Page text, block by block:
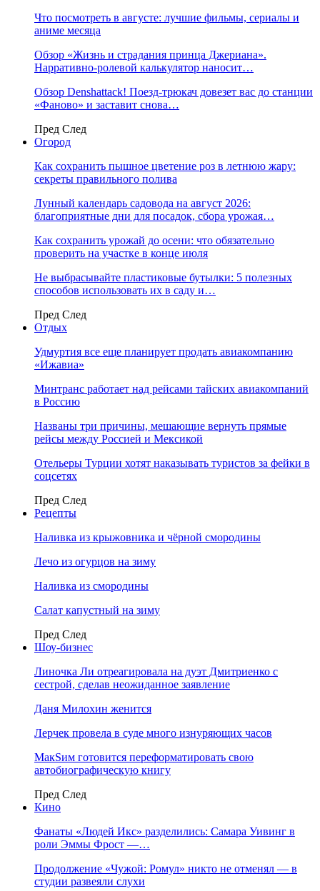
Что посмотреть в августе: лучшие фильмы, сериалы и
аниме месяца
Обзор «Жизнь и страдания принца Джериана».
Нарративно-ролевой калькулятор наносит…
Обзор Denshattack! Поезд-трюкач довезет вас до станции
«Фаново» и заставит снова…
Пред След
Огород
Как сохранить пышное цветение роз в летнюю жару:
секреты правильного полива
Лунный календарь садовода на август 2026:
благоприятные дни для посадок, сбора урожая…
Как сохранить урожай до осени: что обязательно
проверить на участке в конце июля
Не выбрасывайте пластиковые бутылки: 5 полезных
способов использовать их в саду и…
Пред След
Отдых
Удмуртия все еще планирует продать авиакомпанию
«Ижавиа»
Минтранс работает над рейсами тайских авиакомпаний
в Россию
Названы три причины, мешающие вернуть прямые
рейсы между Россией и Мексикой
Отельеры Турции хотят наказывать туристов за фейки в
соцсетях
Пред След
Рецепты
Наливка из крыжовника и чёрной смородины
Лечо из огурцов на зиму
Наливка из смородины
Салат капустный на зиму
Пред След
Шоу-бизнес
Линочка Ли отреагировала на дуэт Дмитриенко с
сестрой, сделав неожиданное заявление
Даня Милохин женится
Лерчек провела в суде много изнуряющих часов
МакSим готовится переформатировать свою
автобиографическую книгу
Пред След
Кино
Фанаты «Людей Икс» разделились: Самара Уивинг в
роли Эммы Фрост —…
Продолжение «Чужой: Ромул» никто не отменял — в
студии развеяли слухи